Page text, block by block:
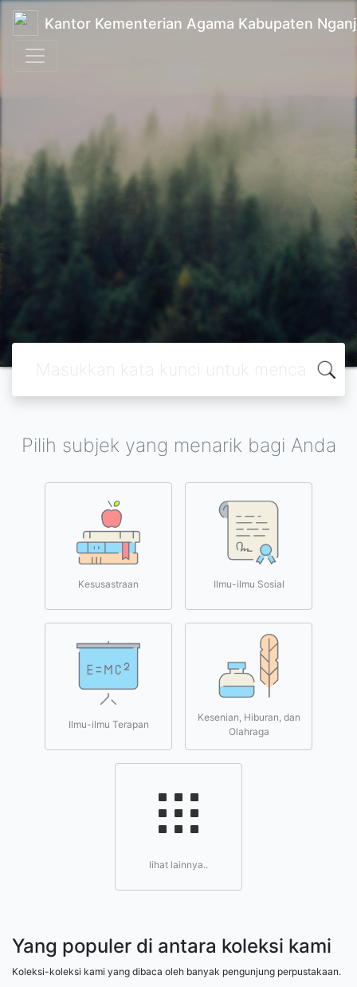
Kantor Kementerian Agama Kabupaten
Pilih subjek yang menarik bagi Anda
Kesusastraan Ilmu-ilmu Sosial
Ilmu-ilmu Terapan
Kesenian, Hiburan, dan
Olahraga
lihat lainnya..
Yang populer di antara koleksi kami
Koleksi-koleksi kami yang dibaca oleh banyak pengunjung perpustakaan.